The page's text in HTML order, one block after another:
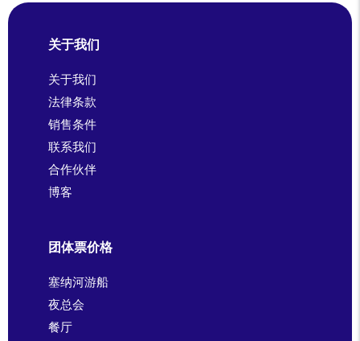
关于我们
关于我们
法律条款
销售条件
联系我们
合作伙伴
博客
团体票价格
塞纳河游船
夜总会
餐厅